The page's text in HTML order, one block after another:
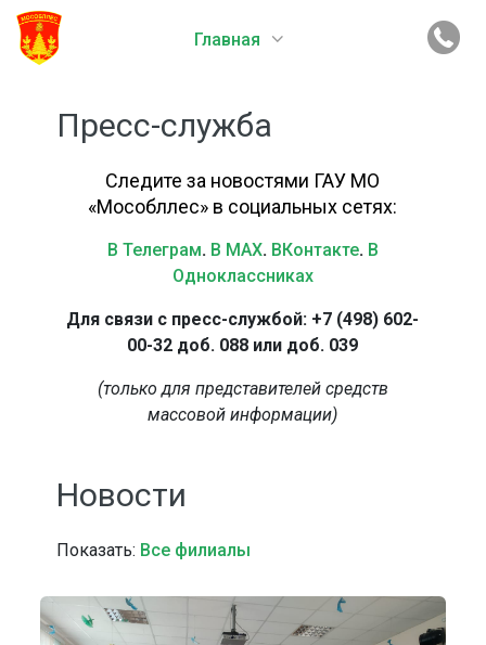
Главная
Пресс-служба
Следите за новостями ГАУ МО
«Мособллес» в социальных сетях:
В Телеграм. В MAX. ВКонтакте. В
Одноклассниках
Для связи с пресс-службой: +7 (498) 602-
00-32 доб. 088 или доб. 039
(только для представителей средств
массовой информации)
Новости
Показать: Все филиалы